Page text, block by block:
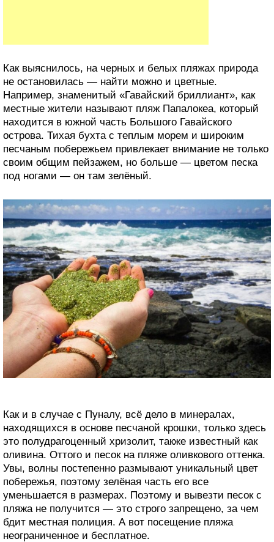
Как выяснилось, на черных и белых пляжах природа
не остановилась — найти можно и цветные.
Например, знаменитый «Гавайский бриллиант», как
местные жители называют пляж Папалокеа, который
находится в южной часть Большого Гавайского
острова. Тихая бухта с теплым морем и широким
песчаным побережьем привлекает внимание не только
своим общим пейзажем, но больше — цветом песка
под ногами — он там зелёный.
Как и в случае с Пуналу, всё дело в минералах,
находящихся в основе песчаной крошки, только здесь
это полудрагоценный хризолит, также известный как
оливина. Оттого и песок на пляже оливкового оттенка.
Увы, волны постепенно размывают уникальный цвет
побережья, поэтому зелёная часть его все
уменьшается в размерах. Поэтому и вывезти песок с
пляжа не получится — это строго запрещено, за чем
бдит местная полиция. А вот посещение пляжа
неограниченное и бесплатное.